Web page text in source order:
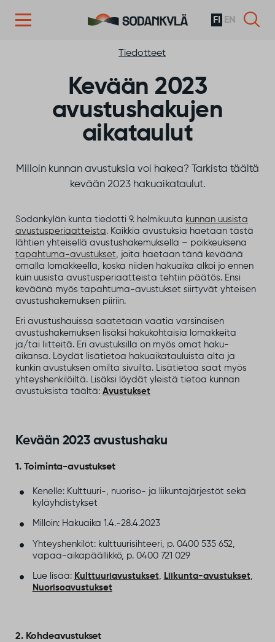
FI EN
Tiedotteet
Kevään 2023
avustushakujen
aikataulut
Milloin kunnan avustuksia voi hakea? Tarkista täältä
kevään 2023 hakuaikataulut.
Sodankylän kunta tiedotti 9. helmikuuta kunnan uusista
avustusperiaatteista. Kaikkia avustuksia haetaan tästä
lähtien yhteisellä avustushakemuksella – poikkeuksena
tapahtuma-avustukset, joita haetaan tänä keväänä
omalla lomakkeella, koska niiden hakuaika alkoi jo ennen
kuin uusista avustusperiaatteista tehtiin päätös. Ensi
keväänä myös tapahtuma-avustukset siirtyvät yhteisen
avustushakemuksen piiriin.
Eri avustushauissa saatetaan vaatia varsinaisen
avustushakemuksen lisäksi hakukohtaisia lomakkeita
ja/tai liitteitä. Eri avustuksilla on myös omat haku-
aikansa. Löydät lisätietoa hakuaikatauluista alta ja
kunkin avustuksen omilta sivuilta. Lisätietoa saat myös
yhteyshenkilöiltä. Lisäksi löydät yleistä tietoa kunnan
avustuksista täältä: Avustukset
Kevään 2023 avustushaku
1. Toiminta-avustukset
Kenelle: Kulttuuri-, nuoriso- ja liikuntajärjestöt sekä
kyläyhdistykset
Milloin: Hakuaika 1.4.-28.4.2023
Yhteyshenkilöt: kulttuurisihteeri, p. 0400 535 652,
vapaa-aikapäällikkö, p. 0400 721 029
Lue lisää: Kulttuuriavustukset, Liikunta-avustukset,
Nuorisoavustukset
2. Kohdeavustukset